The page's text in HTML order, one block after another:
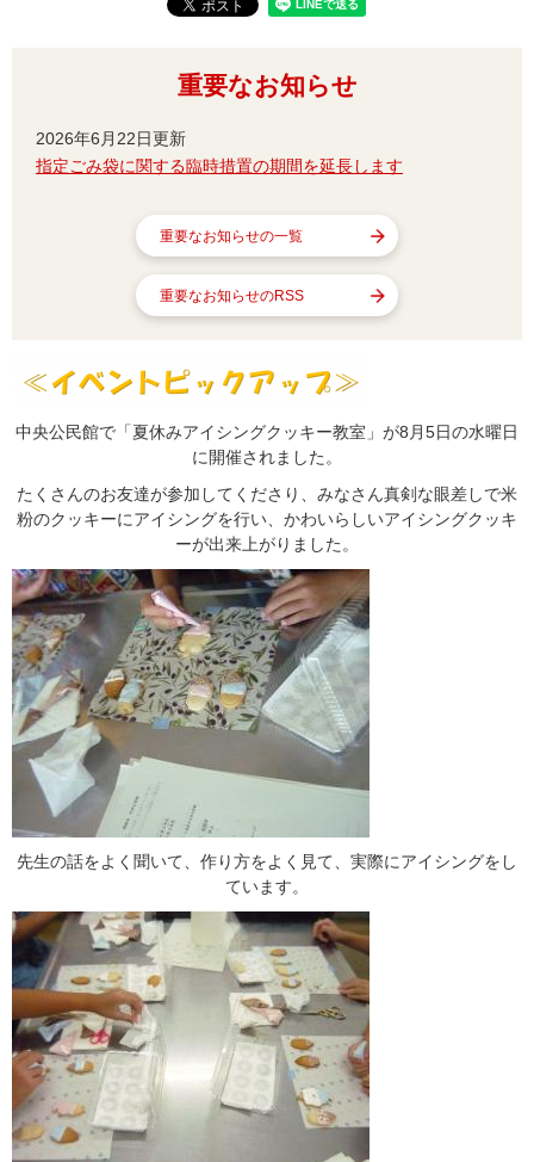
重要なお知らせ
2026年6月22日更新
指定ごみ袋に関する臨時措置の期間を延長します
重要なお知らせの一覧
重要なお知らせのRSS
中央公民館で「夏休みアイシングクッキー教室」が8月5日の水曜日
に開催されました。
たくさんのお友達が参加してくださり、みなさん真剣な眼差しで米
粉のクッキーにアイシングを行い、かわいらしいアイシングクッキ
ーが出来上がりました。
先生の話をよく聞いて、作り方をよく見て、実際にアイシングをし
ています。